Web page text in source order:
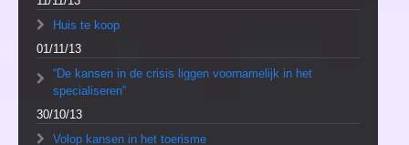
Huis te koop
01/11/13
“De kansen in de crisis liggen voornamelijk in het
specialiseren”
30/10/13
Volop kansen in het toerisme